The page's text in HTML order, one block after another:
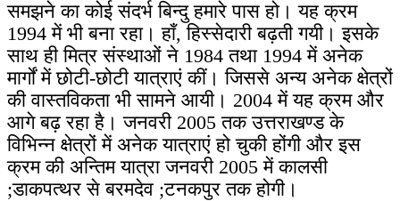
समझने का कोई संदर्भ बिन्दु हमारे पास हो। यह क्रम
1994 में भी बना रहा। हाँ, हिस्सेदारी बढ़ती गयी। इसके
साथ ही मित्र संस्थाओं ने 1984 तथा 1994 में अनेक
मार्गों में छोटी-छोटी यात्राएं कीं। जिससे अन्य अनेक क्षेत्रों
की वास्तविकता भी सामने आयी। 2004 में यह क्रम और
आगे बढ़ रहा है। जनवरी 2005 तक उत्तराखण्ड के
विभिन्न क्षेत्रों में अनेक यात्राएं हो चुकी होंगी और इस
क्रम की अन्तिम यात्रा जनवरी 2005 में कालसी
;डाकपत्थर से बरमदेव ;टनकपुर तक होगी।